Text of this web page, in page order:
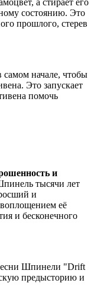
а стирает его
состоянию. Это
прошлого, стерев
самом начале, чтобы
Это запускает
помочь
и
тысячи лет
и
её
и бесконечного
Шпинели "Drift
предысторию и